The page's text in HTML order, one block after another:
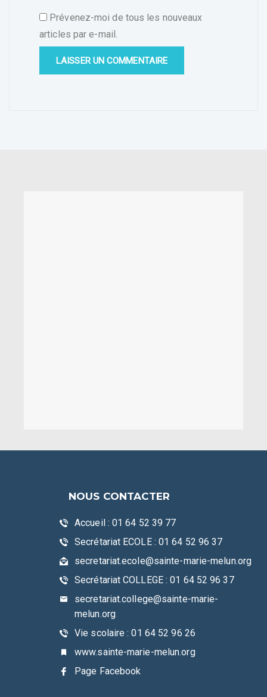
Prévenez-moi de tous les nouveaux
articles par e-mail.
NOUS CONTACTER
Accueil : 01 64 52 39 77
Secrétariat ECOLE : 01 64 52 96 37
secretariat.ecole@sainte-marie-melun.org
Secrétariat COLLEGE : 01 64 52 96 37
secretariat.college@sainte-marie-
melun.org
Vie scolaire : 01 64 52 96 26
www.sainte-marie-melun.org
Page Facebook